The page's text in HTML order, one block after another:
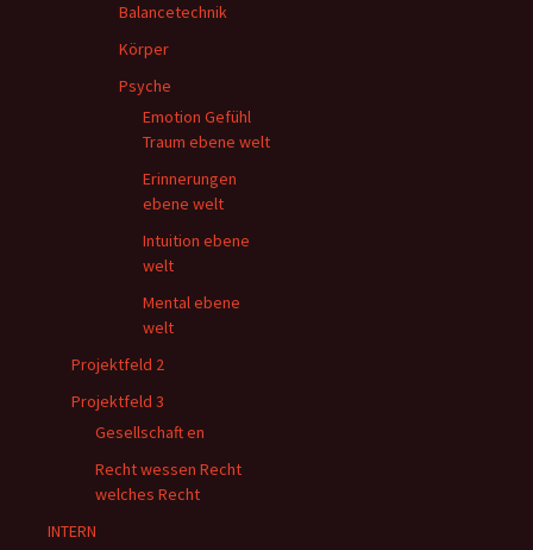
Balancetechnik
Körper
Psyche
Emotion Gefühl
Traum ebene welt
Erinnerungen
ebene welt
Intuition ebene
welt
Mental ebene
welt
Projektfeld 2
Projektfeld 3
Gesellschaft en
Recht wessen Recht
welches Recht
INTERN